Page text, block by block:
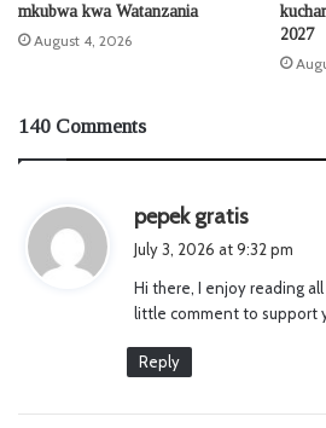
mkubwa kwa Watanzania
August 4, 2026
2027
140 Comments
pepek gratis
s
:
July 3, 2026 at 9:32 pm
Hi there, I enjoy reading
little comment to support
Reply